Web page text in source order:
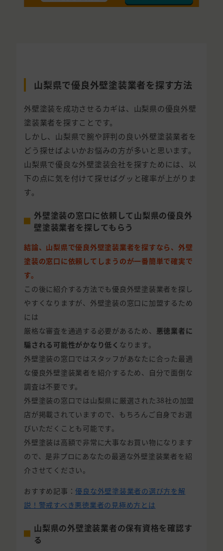
山梨県で優良外壁塗装業者を探す方法
外壁塗装を成功させるカギは、山梨県の優良外壁
塗装業者を探すことです。
しかし、山梨県で腕や評判の良い外壁塗装業者を
どう探せばよいかお悩みの方が多いと思います。
山梨県で優良な外壁塗装会社を探すためには、以
下の点に気を付けて探せばグッと確率が上がりま
す。
外壁塗装の窓口に依頼して山梨県の優良外
壁塗装業者を探してもらう
結論、山梨県で優良外壁塗装業者を探すなら、外壁
塗装の窓口に依頼してしまうのが一番簡単で確実で
す。
この後に紹介する方法でも優良外壁塗装業者を探し
やすくなりますが、外壁塗装の窓口に加盟するため
には
厳格な審査を通過する必要があるため、 悪徳業者に
騙される可能性がかなり低く なります。
外壁塗装の窓口ではスタッフがあなたに合った最適
な優良外壁塗装業者を紹介するため、自分で面倒な
調査は不要です。
外壁塗装の窓口では山梨県に厳選された38社の加盟
店が掲載されていますので、もちろんご自身でお選
びいただくことも可能です。
外壁塗装は高額で非常に大事なお買い物になります
ので、是非プロにあなたの最適な外壁塗装業者を紹
介させてください。
おすすめ記事：優良な外壁塗装業者の選び方を解
説！警戒すべき悪徳業者の見極め方とは
山梨県の外壁塗装業者の保有資格を確認す
る